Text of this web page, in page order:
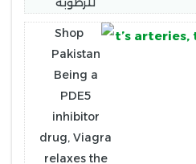
the patient’s